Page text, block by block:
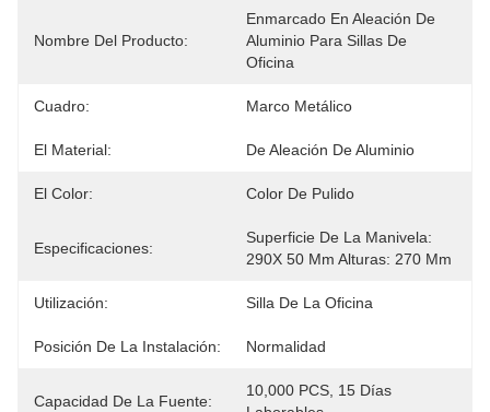
Nombre Del Producto:
Enmarcado En Aleación De
Aluminio Para Sillas De
Oficina
Cuadro: Marco Metálico
El Material: De Aleación De Aluminio
El Color: Color De Pulido
Especificaciones:
Superficie De La Manivela:
290X 50 Mm Alturas: 270 Mm
Utilización: Silla De La Oficina
Posición De La Instalación: Normalidad
Capacidad De La Fuente:
10,000 PCS, 15 Días